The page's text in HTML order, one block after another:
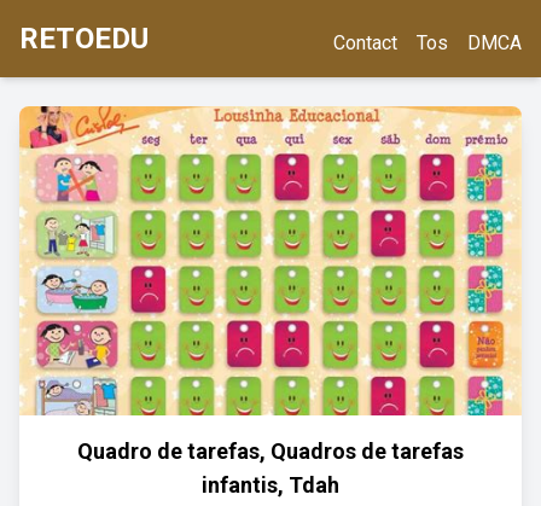
RETOEDU Contact Tos DMCA
Quadro de tarefas, Quadros de tarefas
infantis, Tdah